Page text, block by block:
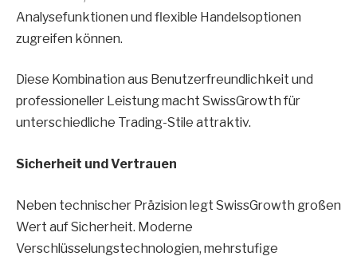
Analysefunktionen und flexible Handelsoptionen
zugreifen können.
Diese Kombination aus Benutzerfreundlichkeit und
professioneller Leistung macht SwissGrowth für
unterschiedliche Trading-Stile attraktiv.
Sicherheit und Vertrauen
Neben technischer Präzision legt SwissGrowth großen
Wert auf Sicherheit. Moderne
Verschlüsselungstechnologien, mehrstufige